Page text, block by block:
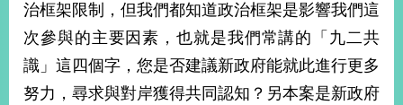
治框架限制，但我們都知道政治框架是影響我們這
次參與的主要因素，也就是我們常講的「九二共
識」這四個字，您是否建議新政府能就此進行更多
努力，尋求與對岸獲得共同認知？另本案是新政府